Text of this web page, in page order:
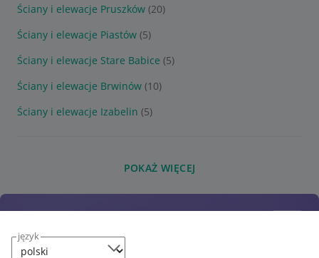
język
Ściany i elewacje Pruszków (20)
Ściany i elewacje Piastów (5)
Ściany i elewacje Stare Babice (5)
Ściany i elewacje Brwinów (10)
Ściany i elewacje Izabelin (5)
POKAŻ WIĘCEJ